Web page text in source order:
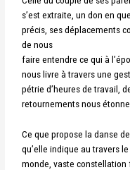
s’est extraite, un don en
précis, ses déplacements
de nous
faire entendre ce qui à
nous livre à travers une
pétrie d’heures de travail,
retournements nous
Ce que propose la danse
qu’elle indique au travers
monde, vaste constellation